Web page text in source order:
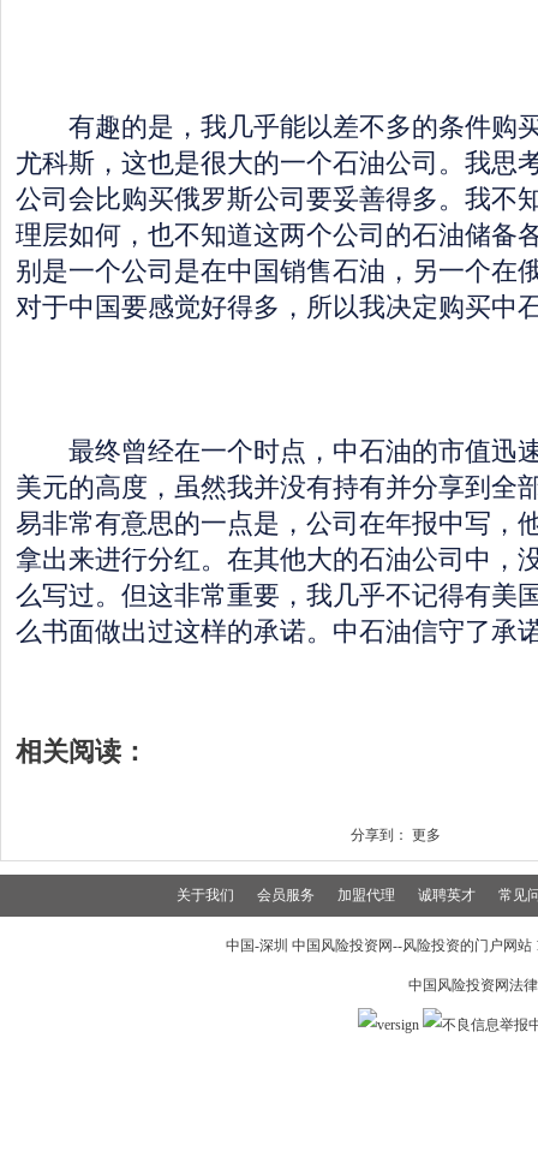
有趣的是，我几乎能以差不多的条件购
尤科斯，这也是很大的一个石油公司。我思
公司会比购买俄罗斯公司要妥善得多。我不
理层如何，也不知道这两个公司的石油储备
别是一个公司是在中国销售石油，另一个在
对于中国要感觉好得多，所以我决定购买中
最终曾经在一个时点，中石油的市值迅
美元的高度，虽然我并没有持有并分享到全
易非常有意思的一点是，公司在年报中写，
拿出来进行分红。在其他大的石油公司中，
么写过。但这非常重要，我几乎不记得有美
么书面做出过这样的承诺。中石油信守了承
相关阅读：
分享到： 更多
关于我们 会员服务 加盟代理 诚聘英才 常见
中国-深圳 中国风险投资网--风险投资的门户网
中国风险投资网法